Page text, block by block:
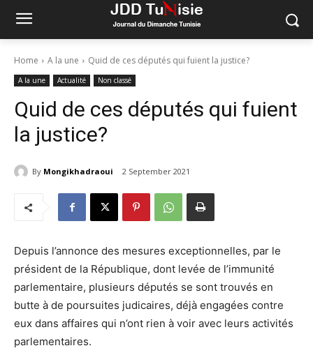
Home A la une Quid de ces députés qui fuient la justice?
A la une Actualité Non classé
Quid de ces députés qui fuient
la justice?
By Mongikhadraoui 2 September 2021
Depuis l’annonce des mesures exceptionnelles, par le
président de la République, dont levée de l’immunité
parlementaire, plusieurs députés se sont trouvés en
butte à de poursuites judicaires, déjà engagées contre
eux dans affaires qui n’ont rien à voir avec leurs activités
parlementaires.